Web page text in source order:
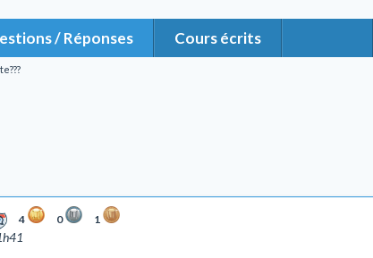
/ Réponses Cours écrits
4 0 1